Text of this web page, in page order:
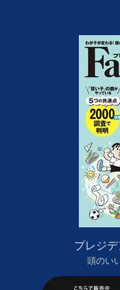
プレジ
頭のい